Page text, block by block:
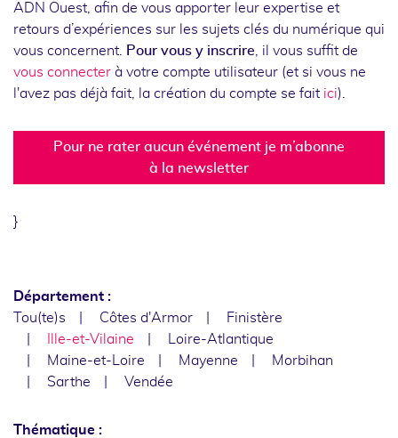
ADN Ouest, afin de vous apporter leur expertise et
retours d’expériences sur les sujets clés du numérique qui
vous concernent.
Pour vous y inscrire , il vous suffit de
vous connecter à votre compte utilisateur (et si vous ne
l'avez pas déjà fait, la création du compte se fait ici).
Pour ne rater aucun événement je m’abonne
à la newsletter
}
Département :
Tou(te)s
Côtes d'Armor
Finistère
Ille-et-Vilaine
Loire-Atlantique
Maine-et-Loire
Mayenne
Morbihan
Sarthe
Vendée
Thématique :